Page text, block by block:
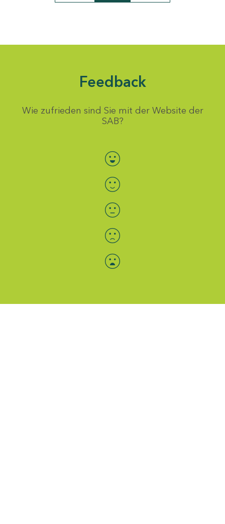
Feedback
Wie zufrieden sind Sie mit der Website der
SAB?
Bewertung auswählen